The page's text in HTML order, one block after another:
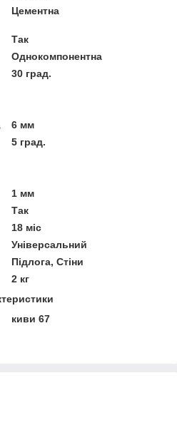
Цементна
Так
Однокомпонентна
30 град.
6 мм
5 град.
1 мм
Так
18 міс
Універсальний
Підлога, Стіни
2 кг
киви 67